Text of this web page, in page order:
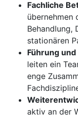
Fachliche
übernehmen
Behandlung,
stationären
Führung
leiten ein
enge
aktiv an der